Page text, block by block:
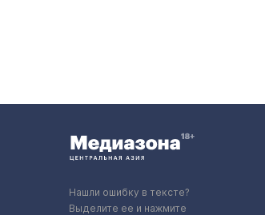
Нашли ошибку в тексте?
Выделите ее и нажмите